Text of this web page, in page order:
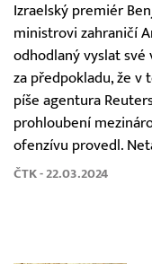
Izraelský premiér
ministrovi zahraničí
odhodlaný vyslat své
za předpokladu, že
píše agentura
prohloubení
ofenzívu provedl.
ČTK - 22.03.2024